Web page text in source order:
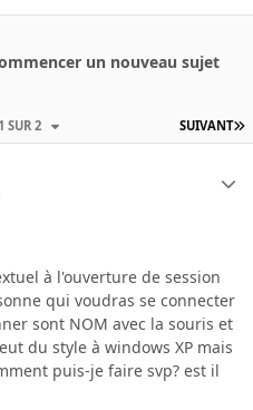
un nouveau sujet
SUIVANT
SUR 2
à l'ouverture de session
qui voudras se connecter
sont NOM avec la souris et
du style à windows XP mais
puis-je faire svp? est il